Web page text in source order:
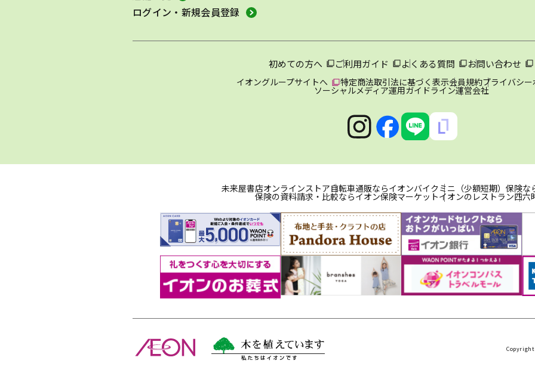
ログイン・新規会員登録
初めての方へ ご利用ガイド よくある質問 お問い合わせ
イオングループサイトへ 特定商法取引法に基づく表示会員規約プライバシ
ソーシャルメディア運用ガイドライン運営会社
未来屋書店オンラインストア自転車通販ならイオンバイク ミニ（少額短期）保険な
保険の資料請求・比較ならイオン保険マーケットイオンのレストラン四六
Copyright